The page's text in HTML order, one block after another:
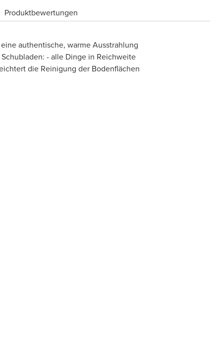
Produktbewertungen
authentische, warme Ausstrahlung
- alle Dinge in Reichweite
die Reinigung der Bodenflächen